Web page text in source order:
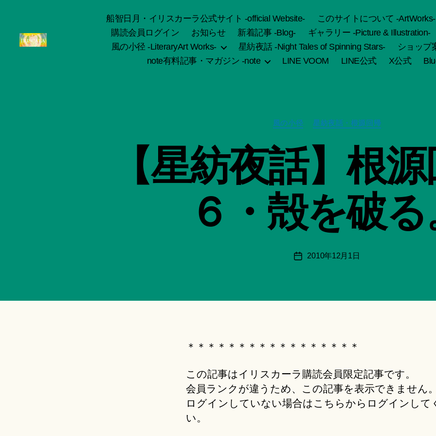
船智日月・イリスカーラ公式サイト -official Website- このサイトについて -ArtWorks-
購読会員ログイン
お知らせ 新着記事 -Blog- ギャラリー -Picture & Illustration-
風の小径 -LiteraryArt Works-
星紡夜話 -Night Tales of Spinning Stars-
ショップ
note有料記事・マガジン -note
LINE VOOM LINE公式 X公式
カ
テ
風の小径 星紡夜話・根源回帰
【星紡夜話】根
６・殻を破る
投
作
成
者
智
日
月
ki
投
2010年12月1日
＊＊＊＊＊＊＊＊＊＊＊＊＊＊＊＊＊
この記事はイリスカーラ購読会員限定記事です。
会員ランクが違うため、この記事を表示できません。
ログインしていない場合はこちらからログインして
い。